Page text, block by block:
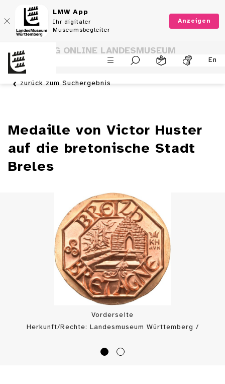
LMW App
Ihr digitaler
Museumsbegleiter
Anzeigen
En
SAMMLUNG ONLINE LANDESMUSEUM
WÜRTTEMBERG
zurück zum Suchergebnis
Medaille von Victor Huster
auf die bretonische Stadt
Breles
Vorderseite
Herkunft/Rechte: Landesmuseum Württemberg /